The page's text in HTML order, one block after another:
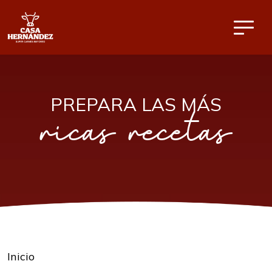
PREPARA LAS MÁS
ricas recetas
Inicio